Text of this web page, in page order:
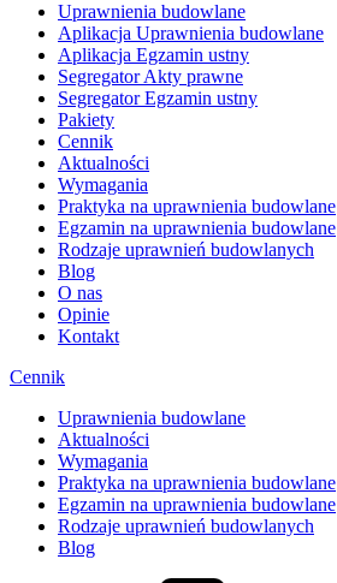
Uprawnienia budowlane
Aplikacja Uprawnienia budowlane
Aplikacja Egzamin ustny
Segregator Akty prawne
Segregator Egzamin ustny
Pakiety
Cennik
Aktualności
Wymagania
Praktyka na uprawnienia budowlane
Egzamin na uprawnienia budowlane
Rodzaje uprawnień budowlanych
Blog
O nas
Opinie
Kontakt
Cennik
Uprawnienia budowlane
Aktualności
Wymagania
Praktyka na uprawnienia budowlane
Egzamin na uprawnienia budowlane
Rodzaje uprawnień budowlanych
Blog